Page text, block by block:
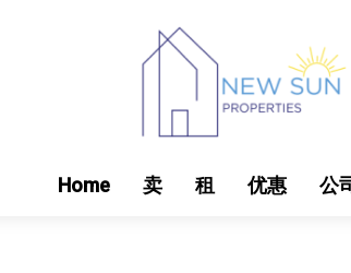
Home 卖 租 优惠 公